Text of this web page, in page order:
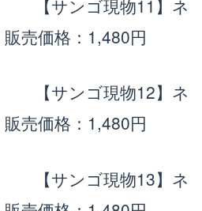
【サンゴ現物11】ネ
販売価格：1,480円
【サンゴ現物12】ネ
販売価格：1,480円
【サンゴ現物13】ネ